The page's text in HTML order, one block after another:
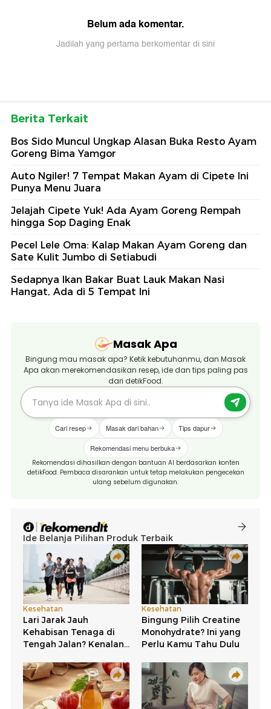
Belum ada komentar.
Jadilah yang pertama berkomentar di sini
Berita Terkait
Bos Sido Muncul Ungkap Alasan Buka Resto Ayam
Goreng Bima Yamgor
Auto Ngiler! 7 Tempat Makan Ayam di Cipete Ini
Punya Menu Juara
Jelajah Cipete Yuk! Ada Ayam Goreng Rempah
hingga Sop Daging Enak
Pecel Lele Oma: Kalap Makan Ayam Goreng dan
Sate Kulit Jumbo di Setiabudi
Sedapnya Ikan Bakar Buat Lauk Makan Nasi
Hangat, Ada di 5 Tempat Ini
Masak Apa
Bingung mau masak apa? Ketik kebutuhanmu, dan Masak
Apa akan merekomendasikan resep, ide dan tips paling pas
dari detikFood.
Cari resep Masak dari bahan Tips dapur
Rekomendasi menu berbuka
Rekomendasi dihasilkan dengan bantuan AI berdasarkan konten
detikFood. Pembaca disarankan untuk tetap melakukan pengecekan
ulang sebelum digunakan.